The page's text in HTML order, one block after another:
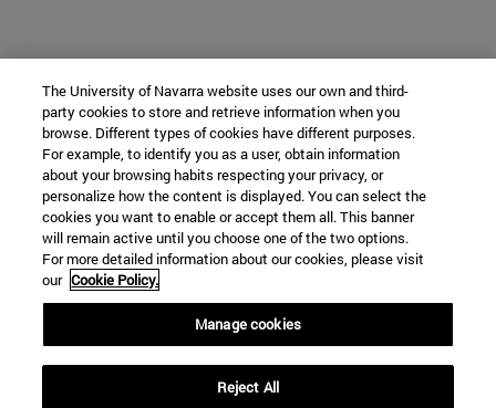
The University of Navarra website uses our own and third-
party cookies to store and retrieve information when you
browse. Different types of cookies have different purposes.
For example, to identify you as a user, obtain information
about your browsing habits respecting your privacy, or
personalize how the content is displayed. You can select the
cookies you want to enable or accept them all. This banner
will remain active until you choose one of the two options.
For more detailed information about our cookies, please visit
our Cookie Policy.
Manage cookies
Reject All